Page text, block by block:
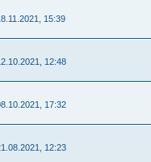
15:39
12:48
17:32
12:23